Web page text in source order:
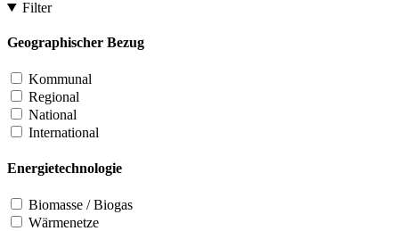
Filter
Geographischer Bezug
Kommunal
Regional
National
International
Energietechnologie
Biomasse / Biogas
Wärmenetze